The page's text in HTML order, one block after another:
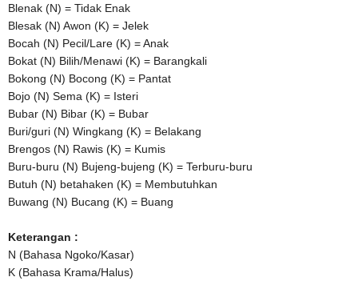
Blenak (N) = Tidak Enak
Blesak (N) Awon (K) = Jelek
Bocah (N) Pecil/Lare (K) = Anak
Bokat (N) Bilih/Menawi (K) = Barangkali
Bokong (N) Bocong (K) = Pantat
Bojo (N) Sema (K) = Isteri
Bubar (N) Bibar (K) = Bubar
Buri/guri (N) Wingkang (K) = Belakang
Brengos (N) Rawis (K) = Kumis
Buru-buru (N) Bujeng-bujeng (K) = Terburu-buru
Butuh (N) betahaken (K) = Membutuhkan
Buwang (N) Bucang (K) = Buang
Keterangan :
N (Bahasa Ngoko/Kasar)
K (Bahasa Krama/Halus)